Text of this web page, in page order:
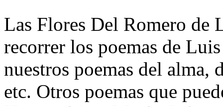
Las Flores Del Romero de
recorrer los poemas de
nuestros poemas del alma,
etc. Otros poemas que